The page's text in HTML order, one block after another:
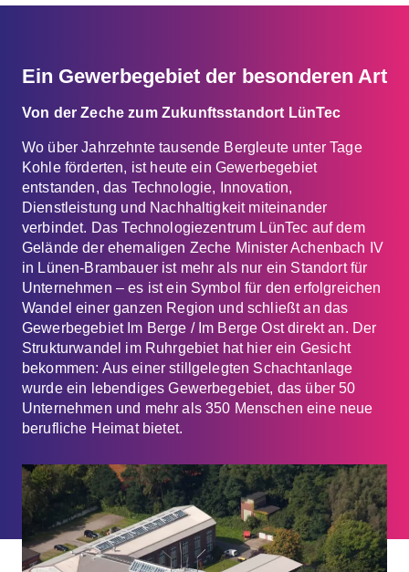
Ein Gewerbegebiet der besonderen Art
Von der Zeche zum Zukunftsstandort LünTec
Wo über Jahrzehnte tausende Bergleute unter Tage
Kohle förderten, ist heute ein Gewerbegebiet
entstanden, das Technologie, Innovation,
Dienstleistung und Nachhaltigkeit miteinander
verbindet. Das Technologiezentrum LünTec auf dem
Gelände der ehemaligen Zeche Minister Achenbach IV
in Lünen-Brambauer ist mehr als nur ein Standort für
Unternehmen – es ist ein Symbol für den erfolgreichen
Wandel einer ganzen Region und schließt an das
Gewerbegebiet Im Berge / Im Berge Ost direkt an. Der
Strukturwandel im Ruhrgebiet hat hier ein Gesicht
bekommen: Aus einer stillgelegten Schachtanlage
wurde ein lebendiges Gewerbegebiet, das über 50
Unternehmen und mehr als 350 Menschen eine neue
berufliche Heimat bietet.